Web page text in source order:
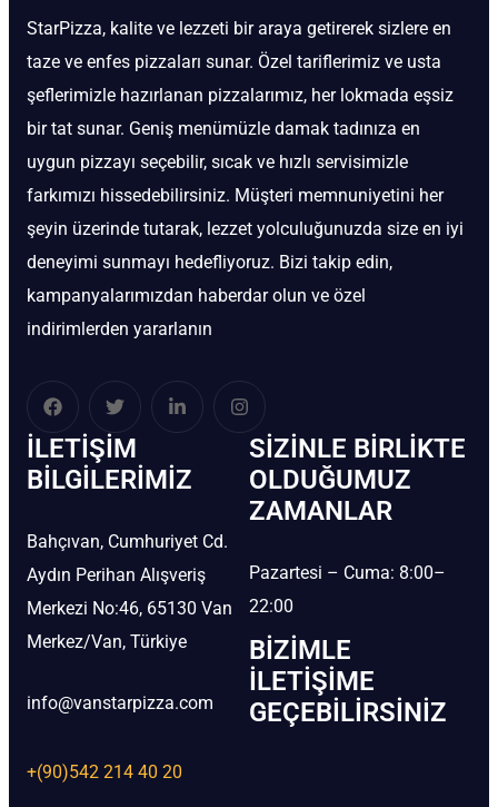
StarPizza, kalite ve lezzeti bir araya getirerek sizlere en
taze ve enfes pizzaları sunar. Özel tariflerimiz ve usta
şeflerimizle hazırlanan pizzalarımız, her lokmada eşsiz
bir tat sunar. Geniş menümüzle damak tadınıza en
uygun pizzayı seçebilir, sıcak ve hızlı servisimizle
farkımızı hissedebilirsiniz. Müşteri memnuniyetini her
şeyin üzerinde tutarak, lezzet yolculuğunuzda size en iyi
deneyimi sunmayı hedefliyoruz. Bizi takip edin,
kampanyalarımızdan haberdar olun ve özel
indirimlerden yararlanın
İLETIŞIM
BİLGILERIMIZ
Bahçıvan, Cumhuriyet Cd.
Aydın Perihan Alışveriş
Merkezi No:46, 65130 Van
Merkez/Van, Türkiye
info@vanstarpizza.com
+(90)542 214 40 20
SIZINLE BIRLIKTE
OLDUĞUMUZ
ZAMANLAR
Pazartesi – Cuma: 8:00–
22:00
BIZIMLE
İLETIŞIME
GEÇEBILIRSINIZ